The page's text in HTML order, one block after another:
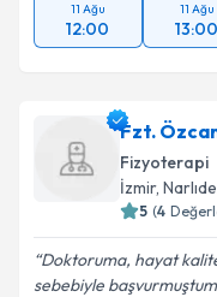
11 Ağu
12:00
11 Ağu
13:00
Fzt.
Fizyoterapi
İzmir,
5 (4
Doktoruma, hayat
sebebiyle